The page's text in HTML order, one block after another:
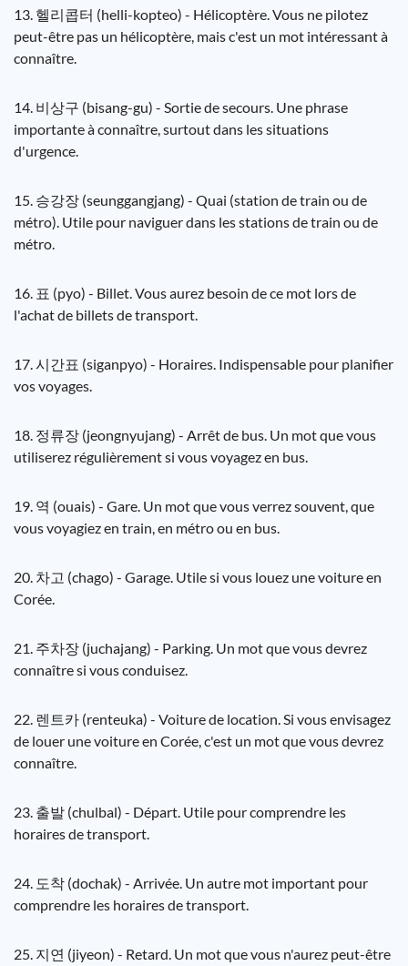
13. 헬리콥터 (helli-kopteo) - Hélicoptère. Vous ne pilotez
peut-être pas un hélicoptère, mais c'est un mot intéressant à
connaître.
14. 비상구 (bisang-gu) - Sortie de secours. Une phrase
importante à connaître, surtout dans les situations
d'urgence.
15. 승강장 (seunggangjang) - Quai (station de train ou de
métro). Utile pour naviguer dans les stations de train ou de
métro.
16. 표 (pyo) - Billet. Vous aurez besoin de ce mot lors de
l'achat de billets de transport.
17. 시간표 (siganpyo) - Horaires. Indispensable pour planifier
vos voyages.
18. 정류장 (jeongnyujang) - Arrêt de bus. Un mot que vous
utiliserez régulièrement si vous voyagez en bus.
19. 역 (ouais) - Gare. Un mot que vous verrez souvent, que
vous voyagiez en train, en métro ou en bus.
20. 차고 (chago) - Garage. Utile si vous louez une voiture en
Corée.
21. 주차장 (juchajang) - Parking. Un mot que vous devrez
connaître si vous conduisez.
22. 렌트카 (renteuka) - Voiture de location. Si vous envisagez
de louer une voiture en Corée, c'est un mot que vous devrez
connaître.
23. 출발 (chulbal) - Départ. Utile pour comprendre les
horaires de transport.
24. 도착 (dochak) - Arrivée. Un autre mot important pour
comprendre les horaires de transport.
25. 지연 (jiyeon) - Retard. Un mot que vous n'aurez peut-être